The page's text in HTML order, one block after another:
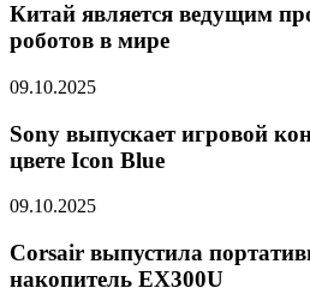
Китай является ведущим
роботов в мире
09.10.2025
Sony выпускает игровой
цвете Icon Blue
09.10.2025
Corsair выпустила
накопитель EX300U